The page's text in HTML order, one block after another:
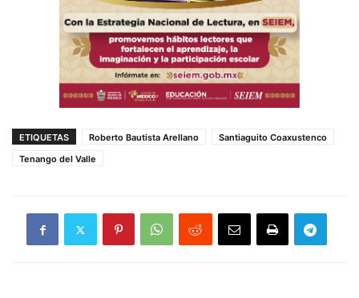
ETIQUETAS Roberto Bautista Arellano
Santiaguito Coaxustenco
Tenango del Valle